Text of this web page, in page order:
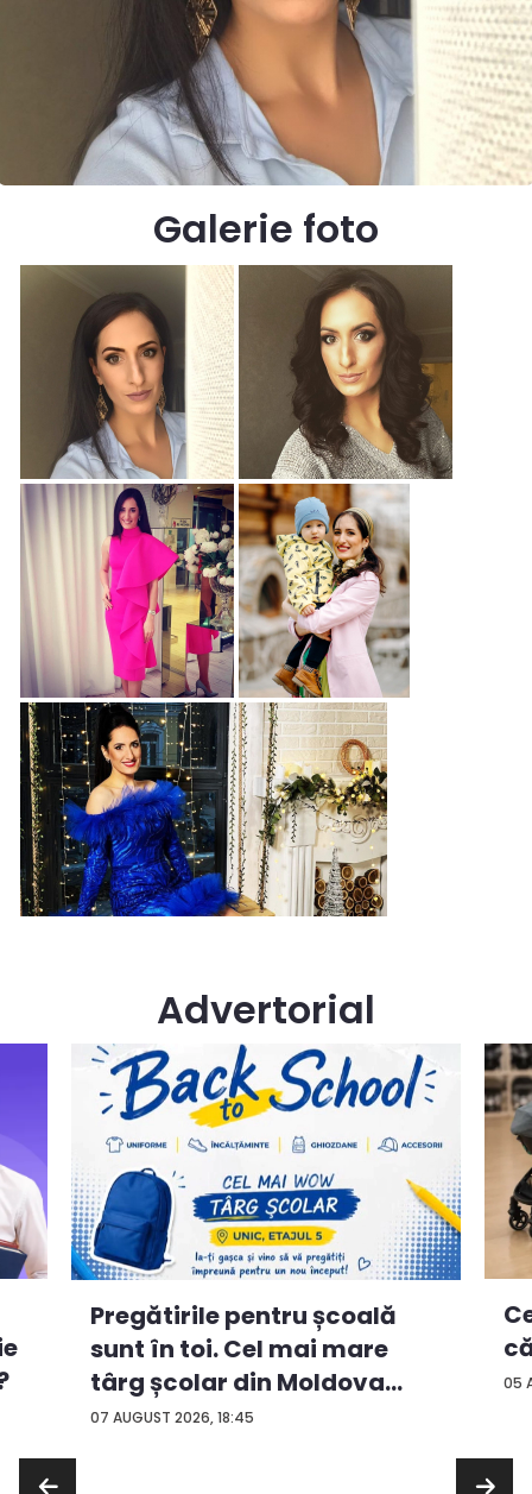
Galerie foto
Advertorial
07 AUGUST 2026, 18:45
Pregătirile pentru școală
sunt în toi. Cel mai mare
târg școlar din Moldova
con...
05